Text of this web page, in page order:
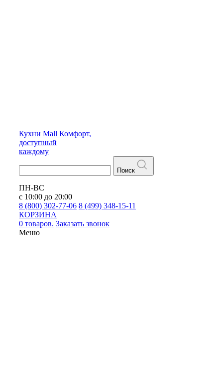
Кухни Mall Комфорт,
доступный
каждому
Поиск
ПН-ВС
с 10:00 до 20:00
8 (800) 302-77-06 8 (499) 348-15-11
КОРЗИНА
0 товаров. Заказать звонок
Меню